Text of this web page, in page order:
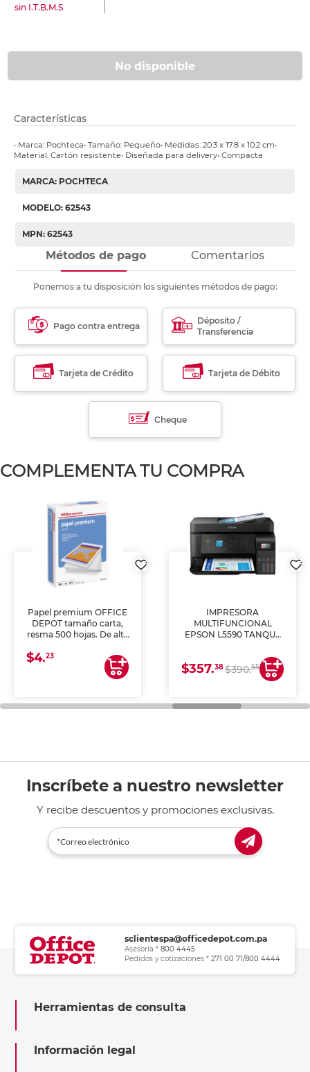
sin I.T.B.M.S
No disponible
Características
• Marca: Pochteca• Tamaño: Pequeño• Medidas: 20.3 x 17.8 x 10.2 cm•
Material: Cartón resistente• Diseñada para delivery• Compacta
MARCA: POCHTECA
MODELO: 62543
MPN: 62543
Métodos de pago Comentarios
Ponemos a tu disposición los siguientes métodos de pago:
Pago contra entrega
Déposito /
Transferencia
Tarjeta de Crédito Tarjeta de Débito
Cheque
COMPLEMENTA TU COMPRA
Papel premium OFFICE
DEPOT tamaño carta,
resma 500 hojas. De alta
uniforme, ideal para
impresoras de inyección
de tinta y láser,
general de oficina.
$4.23
IMPRESORA
MULTIFUNCIONAL
EPSON L5590 TANQUE
COPIA Y ESCANEA)
$357.38$390.55
Inscríbete a nuestro newsletter
Y recibe descuentos y promociones exclusivas.
sclientespa@officedepot.com.pa
Asesoría * 800 4445
Pedidos y cotizaciones * 271 00 71/800 4444
Herramientas de consulta
Información legal